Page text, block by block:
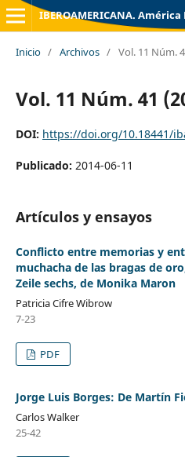
IBEROAMERICANA.
Inicio / Archivos / Vol. 11 Núm.
Vol. 11 Núm. 41
DOI: https://doi.org/10.18441/
Publicado: 2014-06-11
Artículos y ensayos
Conflicto entre memorias y
muchacha de las bragas de
Zeile sechs, de Monika Maron
Patricia Cifre Wibrow
7-23
PDF
Jorge Luis Borges: De Martín
Carlos Walker
25-42